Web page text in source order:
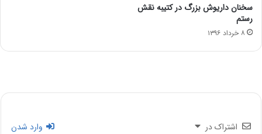
سخنان داریوش بزرگ در کتیبه نقش
رستم
۸ خرداد ۱۳۹۶
اشتراک در وارد شدن